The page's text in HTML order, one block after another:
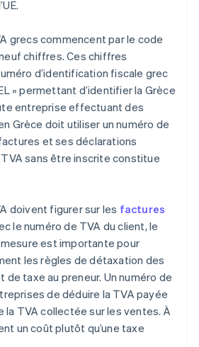
grecs commencent par le code
chiffres. Ces chiffres
d’identification fiscale grec
» permettant d’identifier la Grèce
entreprise effectuant des
Grèce doit utiliser un numéro de
et ses déclarations
sans être inscrite constitue
doivent figurer sur les factures
le numéro de TVA du client, le
est importante pour
les règles de détaxation des
de taxe au preneur. Un numéro de
de déduire la TVA payée
la TVA collectée sur les ventes. À
un coût plutôt qu’une taxe